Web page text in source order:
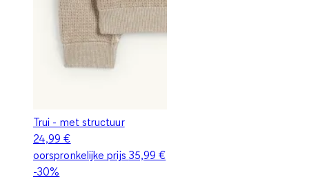
Trui - met structuur
24,99 €
oorspronkelijke prijs 35,99 €
-30%